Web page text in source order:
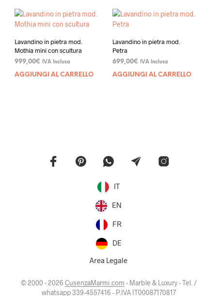
Lavandino in pietra mod.
Mothia mini con scultura
999,00€ IVA Inclusa
AGGIUNGI AL CARRELLO
Lavandino in pietra mod.
Petra
699,00€ IVA Inclusa
AGGIUNGI AL CARRELLO
IT
EN
FR
DE
Area Legale
© 2000 - 2026 CusenzaMarmi.com - Marble & Luxury - Tel. /
whatsapp 339-4557416 - P.IVA IT00087170817